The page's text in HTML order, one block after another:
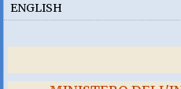
ENGLISH